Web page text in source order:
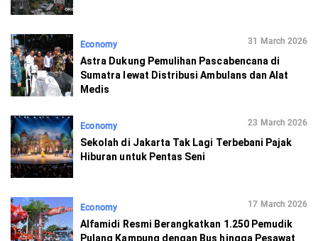
Economy 31 March 2026
Astra Dukung Pemulihan Pascabencana di
Sumatra lewat Distribusi Ambulans dan Alat
Medis
Economy 23 March 2026
Sekolah di Jakarta Tak Lagi Terbebani Pajak
Hiburan untuk Pentas Seni
Economy 17 March 2026
Alfamidi Resmi Berangkatkan 1.250 Pemudik
Pulang Kampung dengan Bus hingga Pesawat